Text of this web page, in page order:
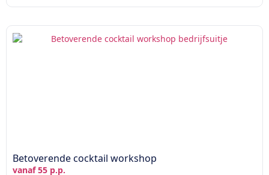
Betoverende cocktail workshop
vanaf 55 p.p.